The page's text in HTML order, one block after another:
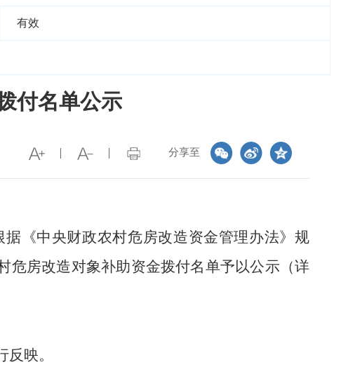
有效
付名单公示
分享至
据《中央财政农村危房改造资金管理办法》规
危房改造对象补助资金拨付名单予以公示 （详
映。